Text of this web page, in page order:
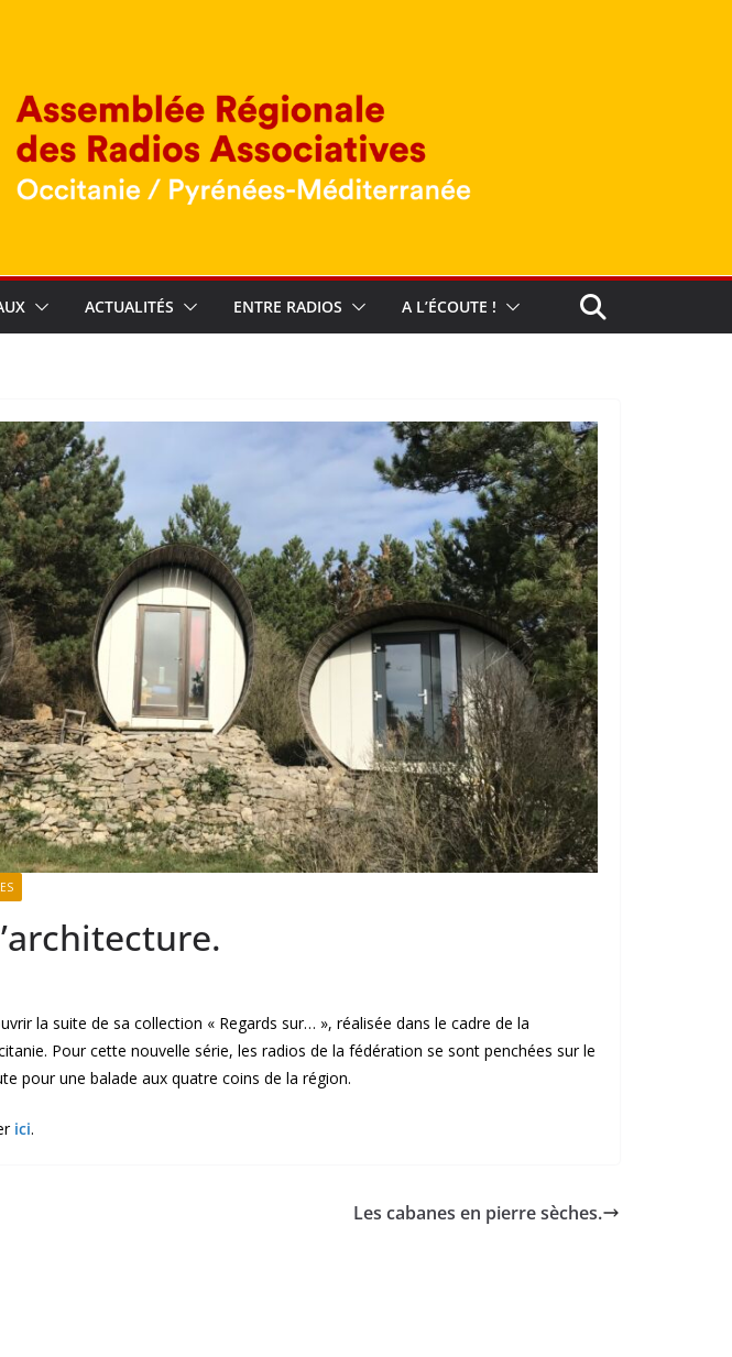
ACTUALITÉS ENTRE RADIOS A L’ÉCOUTE !
la suite de sa collection « Regards sur… », réalisée dans le cadre de la
Pour cette nouvelle série, les radios de la fédération se sont penchées sur le
pour une balade aux quatre coins de la région.
ici.
Les cabanes en pierre sèches.